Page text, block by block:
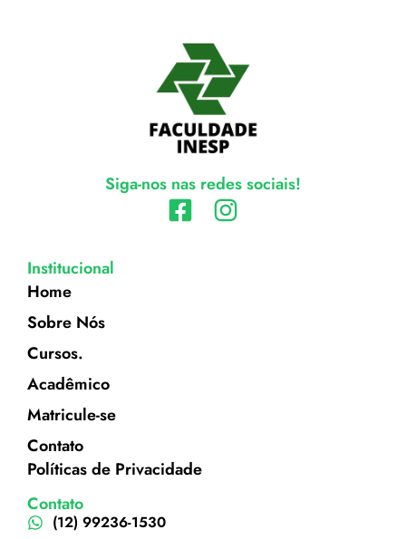
Siga-nos nas redes sociais!
Institucional
Home
Sobre Nós
Cursos.
Acadêmico
Matricule-se
Contato
Políticas de Privacidade
Contato
(12) 99236-1530